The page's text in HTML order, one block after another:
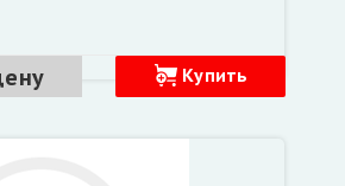
Купить